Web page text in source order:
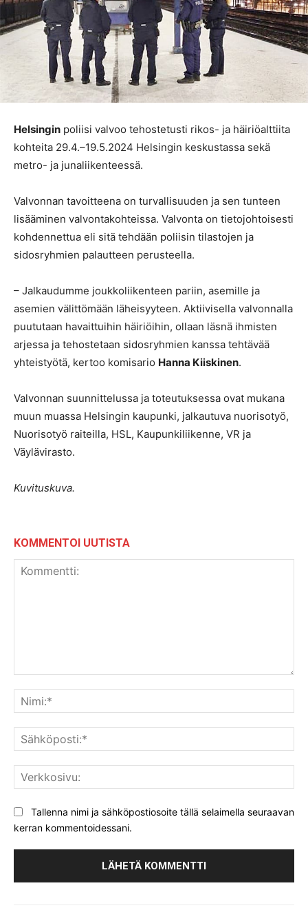
Helsingin poliisi valvoo tehostetusti rikos- ja häiriöalttiita
kohteita 29.4.–19.5.2024 Helsingin keskustassa sekä
metro- ja junaliikenteessä.
Valvonnan tavoitteena on turvallisuuden ja sen tunteen
lisääminen valvontakohteissa. Valvonta on tietojohtoisesti
kohdennettua eli sitä tehdään poliisin tilastojen ja
sidosryhmien palautteen perusteella.
– Jalkaudumme joukkoliikenteen pariin, asemille ja
asemien välittömään läheisyyteen. Aktiivisella valvonnalla
puututaan havaittuihin häiriöihin, ollaan läsnä ihmisten
arjessa ja tehostetaan sidosryhmien kanssa tehtävää
yhteistyötä, kertoo komisario Hanna Kiiskinen.
Valvonnan suunnittelussa ja toteutuksessa ovat mukana
muun muassa Helsingin kaupunki, jalkautuva nuorisotyö,
Nuorisotyö raiteilla, HSL, Kaupunkiliikenne, VR ja
Väylävirasto.
Kuvituskuva.
KOMMENTOI UUTISTA
Tallenna nimi ja sähköpostiosoite tällä selaimella seuraavan
kerran kommentoidessani.